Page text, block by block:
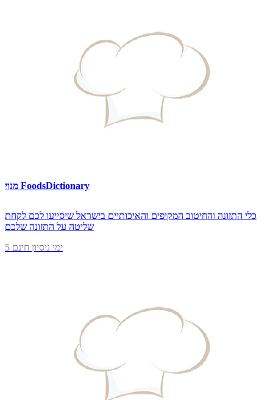
מנוי FoodsDictionary
כלי התזונה והחיטוב המקיפים והאיכותיים בישראל שיסייעו לכם לקחת
שליטה על התזונה שלכם
5 ימי ניסיון חינם